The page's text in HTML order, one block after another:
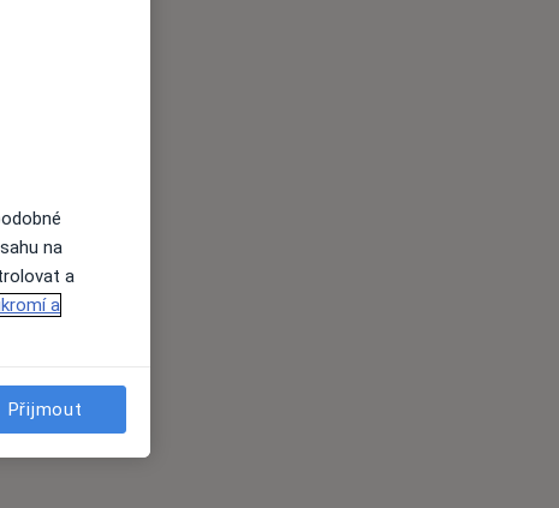
na
a
a
Přijmout